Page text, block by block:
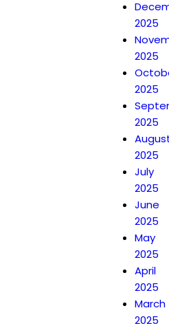
2025
2025
2025
2025
2025
July
2025
June
2025
May
2025
April
2025
March
2025